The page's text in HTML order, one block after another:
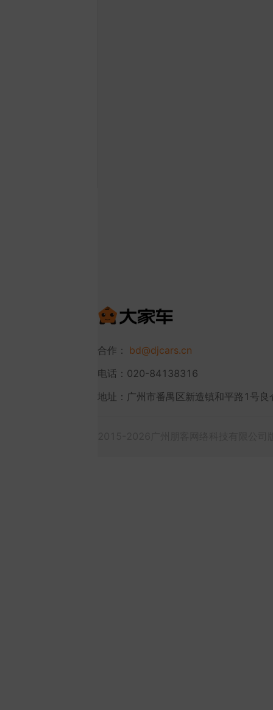
合作： bd@djcars.cn
电话：020-84138316
地址：广州市番禺区新造镇和平路1号